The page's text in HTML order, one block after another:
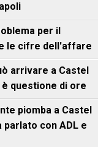
per il
le cifre dell'affare
arrivare a Castel
è questione di ore
piomba a Castel
parlato con ADL e